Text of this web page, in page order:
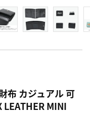
布 カジュアル 可
LEATHER MINI